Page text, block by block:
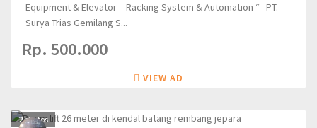
Equipment & Elevator – Racking System & Automation “ PT.
Surya Trias Gemilang S...
Rp. 500.000
VIEW AD
2photos